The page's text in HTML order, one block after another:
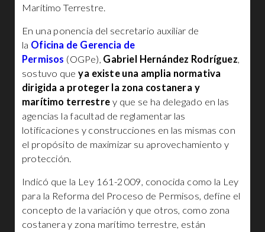
Marítimo Terrestre.
En una ponencia del secretario auxiliar de
la Oficina de Gerencia de
Permisos (OGPe), Gabriel Hernández Rodríguez,
sostuvo queya existe una amplia normativa
dirigida a proteger la zona costanera y
marítimo terrestre y que se ha delegado en las
agencias la facultad de reglamentar las
lotificaciones y construcciones en las mismas con
el propósito de maximizar su aprovechamiento y
protección.
Indicó que la Ley 161-2009, conocida como la Ley
para la Reforma del Proceso de Permisos, define el
concepto de la variación y que otros, como zona
costanera y zona marítimo terrestre, están